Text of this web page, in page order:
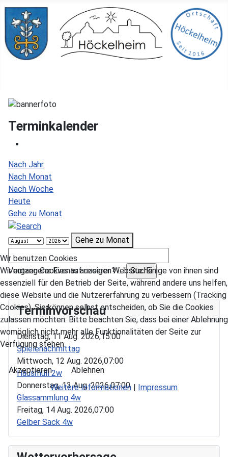
Terminkalender
Nach Jahr
Nach Monat
Nach Woche
Heute
Gehe zu Monat
Gehe zu Monat
Vergangene Events anzeigen?
Terminvorschau
Dienstag, 11 Aug. 2026,15:00
Spielenachmittag
Mittwoch, 12 Aug. 2026,07:00
Hausmüll 2w
Donnerstag, 13 Aug. 2026,07:00
Glassammlung 4w
Freitag, 14 Aug. 2026,07:00
Gelber Sack 4w
Wir benutzen Cookies
Wir nutzen Cookies auf unserer Website. Einige von ihnen sind
essenziell für den Betrieb der Seite, während andere uns helfen,
diese Website und die Nutzererfahrung zu verbessern (Tracking
Cookies). Sie können selbst entscheiden, ob Sie die Cookies
zulassen möchten. Bitte beachten Sie, dass bei einer Ablehnung
womöglich nicht mehr alle Funktionalitäten der Seite zur
Verfügung stehen.
Akzeptieren
Ablehnen
Weitere Informationen | Impressum